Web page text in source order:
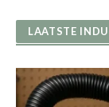
LAATSTE